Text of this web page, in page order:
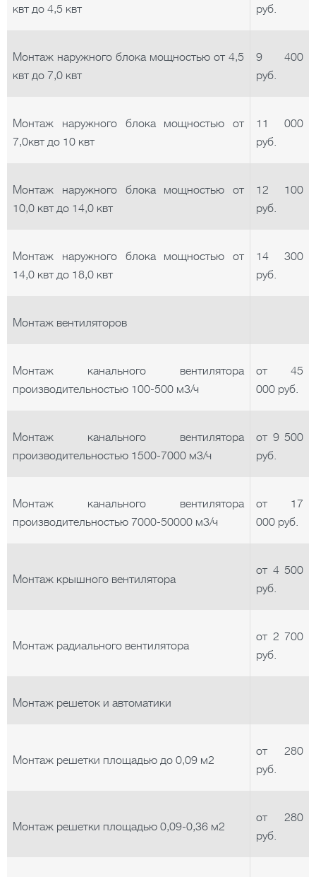
квт до 4,5 квт руб.
Монтаж наружного блока мощностью от 4,5
квт до 7,0 квт
9 400
руб.
Монтаж наружного блока мощностью от
7,0квт до 10 квт
11 000
руб.
Монтаж наружного блока мощностью от
10,0 квт до 14,0 квт
12 100
руб.
Монтаж наружного блока мощностью от
14,0 квт до 18,0 квт
14 300
руб.
Монтаж вентиляторов
Монтаж канального вентилятора
производительностью 100-500 м3/ч
от 45
000 руб.
Монтаж канального вентилятора
производительностью 1500-7000 м3/ч
от 9 500
руб.
Монтаж канального вентилятора
производительностью 7000-50000 м3/ч
от 17
000 руб.
Монтаж крышного вентилятора
от 4 500
руб.
Монтаж радиального вентилятора
от 2 700
руб.
Монтаж решеток и автоматики
Монтаж решетки площадью до 0,09 м2
от 280
руб.
Монтаж решетки площадью 0,09-0,36 м2
от 280
руб.